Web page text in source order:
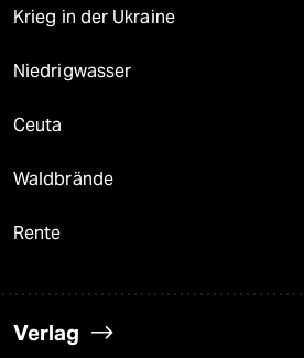
Krieg in der Ukraine
Niedrigwasser
Ceuta
Waldbrände
Rente
Verlag